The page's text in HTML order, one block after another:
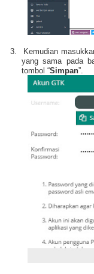
3. Kemudian
yang sama pada
tombol “Simpan”.